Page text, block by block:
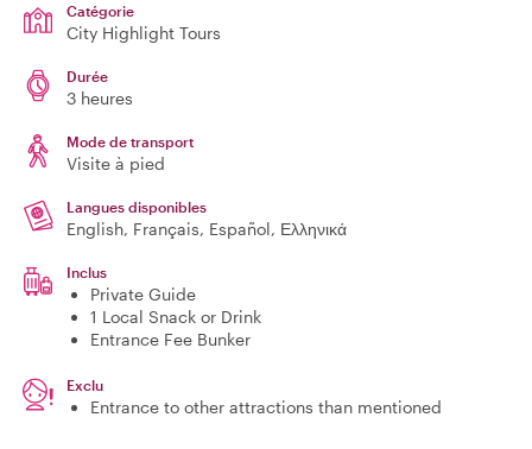
Catégorie
City Highlight Tours
Durée
3 heures
Mode de transport
Visite à pied
Langues disponibles
English, Français, Español, Ελληνικά
Inclus
Private Guide
1 Local Snack or Drink
Entrance Fee Bunker
Exclu
Entrance to other attractions than mentioned